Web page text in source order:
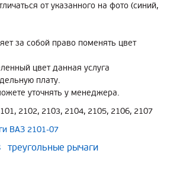
от указанного на фото (синий,
за собой право поменять цвет
цвет данная услуга
плату.
уточнять у менеджера.
2102, 2103, 2104, 2105, 2106, 2107
ВАЗ 2101-07
треугольные рычаги